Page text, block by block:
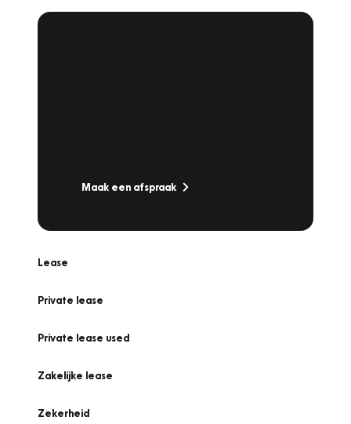
Maak een afspraak
Lease
Private lease
Private lease used
Zakelijke lease
Zekerheid